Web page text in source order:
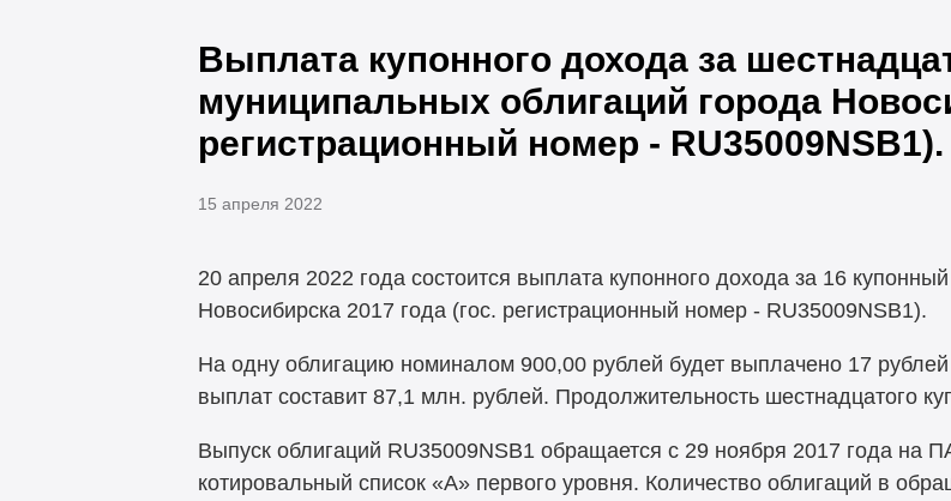
Выплата купонного дохода за
муниципальных облигаций города
регистрационный номер - RU35009NSB1).
15 апреля 2022
20 апреля 2022 года состоится выплата купонного дохода за 16
Новосибирска 2017 года (гос. регистрационный номер - RU35009NSB1).
На одну облигацию номиналом 900,00 рублей будет выплачено 17
выплат составит 87,1 млн. рублей. Продолжительность шестнадцатого
Выпуск облигаций RU35009NSB1 обращается с 29 ноября 2017 года на
котировальный список «А» первого уровня. Количество облигаций в